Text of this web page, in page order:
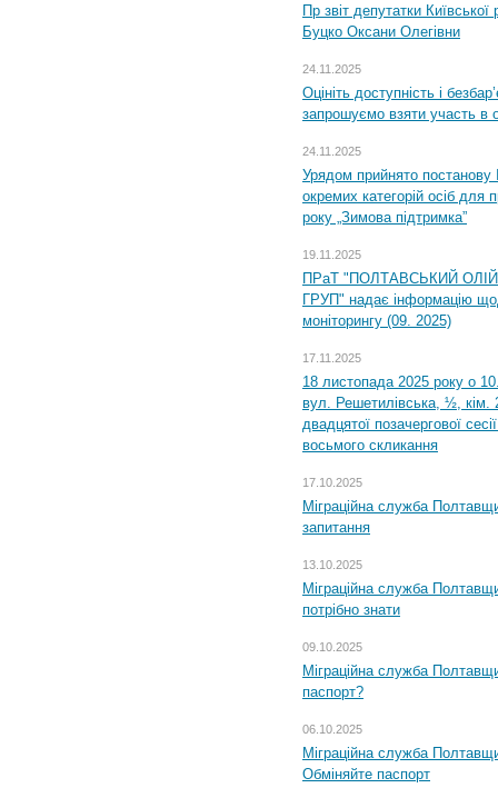
Пр звіт депутатки
Буцко Оксани Олегівни
24.11.2025
Оцініть доступність і
запрошуємо взяти участь в
24.11.2025
Урядом прийнято постанову
окремих категорій осіб для
року „Зимова підтримка”
19.11.2025
ПРаТ "ПОЛТАВСЬКИЙ
ГРУП" надає інформацію
моніторингу (09. 2025)
17.11.2025
18 листопада 2025 року о
вул. Решетилівська, ½, кім.
двадцятої позачергової
восьмого скликання
17.10.2025
Міграційна служба
запитання
13.10.2025
Міграційна служба
потрібно знати
09.10.2025
Міграційна служба
паспорт?
06.10.2025
Міграційна служба
Обміняйте паспорт